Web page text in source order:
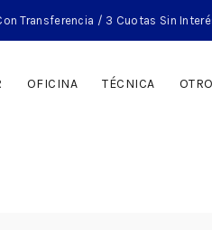
Transferencia / 3 Cuotas Sin
OFICINA TÉCNICA